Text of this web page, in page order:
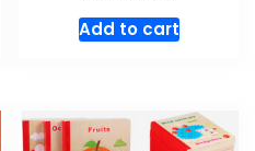
Add to cart